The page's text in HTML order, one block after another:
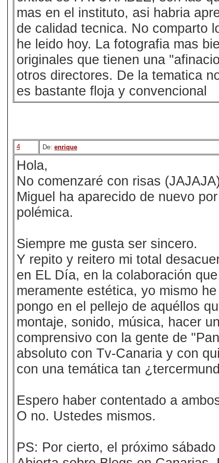
mas en el instituto, asi habria
de calidad tecnica. No comparto
he leido hoy. La fotografia mas
originales que tienen una
otros directores. De la tematica
es bastante floja y convencional
4 De: enrique
Hola,
No comenzaré con risas
Miguel ha aparecido de nuevo
polémica.
Siempre me gusta ser sincero.
Y repito y reitero mi total
en EL Día, en la colaboración
meramente estética, yo mismo
pongo en el pellejo de aquéllos
montaje, sonido, música, hacer
comprensivo con la gente de
absoluto con Tv-Canaria y con
con una temática tan
Espero haber contentado a
O no. Ustedes mismos.
PS: Por cierto, el próximo